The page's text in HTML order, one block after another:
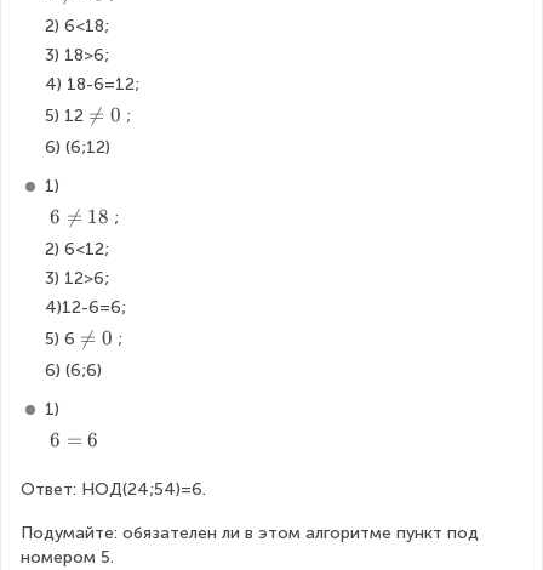
a
d
2
4
\
n
e
q
5
;
&
2
)
q
u
a
d
4
<
5
n
q
1
8
2) 6<18;
3) 18>6;
4) 18-6=12;
5) 12 \
n
0

= 0 ;
6) (6;12)
1)
6
\
e
q
1
8
6 
= 18 ;
2) 6<12;
3) 12>6;
4)12-6=6;
5) 6 \
n
0

= 0 ;
6) (6;6)
1)
6
6
6 = 6
Ответ: НОД(24;54)=6.
Подумайте: обязателен ли в этом алгоритме пункт под
номером 5.